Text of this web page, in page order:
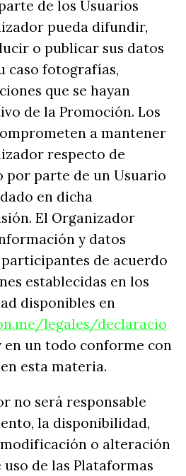
de los Usuarios
pueda difundir,
o publicar sus datos
caso fotografías,
que se hayan
de la Promoción. Los
a mantener
respecto de
por parte de un Usuario
en dicha
El Organizador
y datos
de acuerdo
establecidas en los
disponibles en
legales/declaracio
en un todo conforme con
esta materia.
no será responsable
la disponibilidad,
o alteración
de las Plataformas